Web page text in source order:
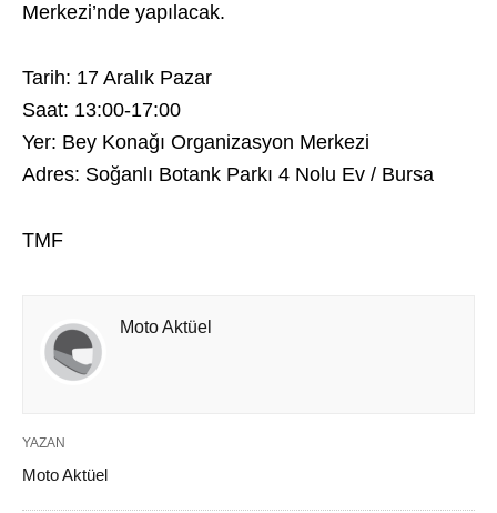
Merkezi’nde yapılacak.
Tarih: 17 Aralık Pazar
Saat: 13:00-17:00
Yer: Bey Konağı Organizasyon Merkezi
Adres: Soğanlı Botank Parkı 4 Nolu Ev / Bursa
TMF
Moto Aktüel
YAZAN
Moto Aktüel